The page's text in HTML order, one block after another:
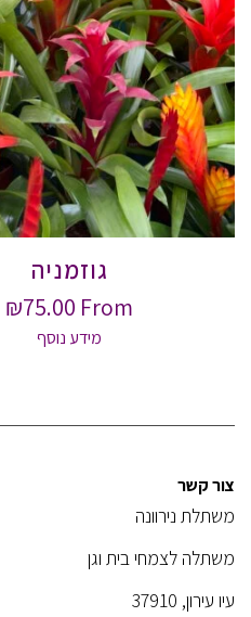
גוזמניה
From
₪75.00
מידע נוסף
צור קשר
משתלת נירוונה
משתלה לצמחי בית וגן
עיו עירון, 37910